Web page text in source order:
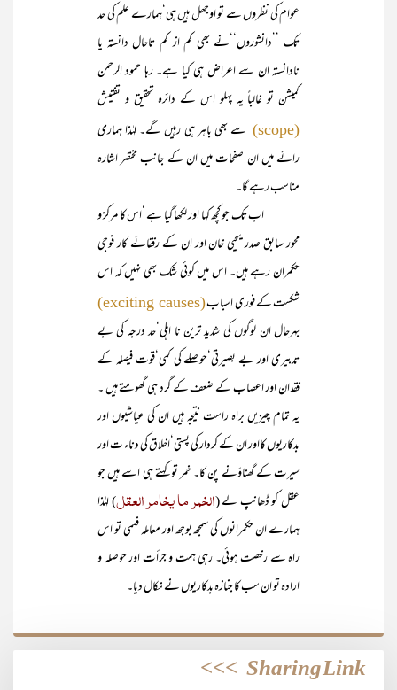
عوام کی نظروں سے تو اوجھل ہیں ہی‘ہمارے علم کی حد
تک ’’دانشوروں‘‘نے بھی کم از کم تاحال دانستہ یا
نادانستہ ان سے اعراض ہی کیا ہے۔ رہا حمود الرحمن
کمیشن تو غالباً یہ پہلو اس کے دائرہ تحقیق و تفتیش
(scope)
سے بھی باہر ہی رہیں گے۔ لہٰذا ہماری
رائے میں ان صفحات میں ان کے جانب مختصر اشارہ
مناسب رہے گا۔
اب تک جو کچھ کہا اور لکھا گیا ہے ‘اس کا مرکز و
محور سابق صدر یحییٰ خان اور ان کے رفقائے کار فوجی
حکمران رہے ہیں۔ اس میں کوئی شک بھی نہیں کہ اس
شکست کے فوری اسباب(exciting causes)
بہرحال ان لوگوں کی شدید ترین نا اہلی‘حد درجہ کی بے
تدبیری اور بے بصیرتی‘حوصلے کی کمی‘قوت فیصلہ کے
فقدان اور اعصاب کے ضعف کے گرد ہی گھومتے ہیں ۔
یہ تمام چیزیں براہ راست نتیجہ ہیں ان کی عیاشیوں اور
بدکاریوں کااور ان کے کردار کی پستی‘اخلاق کی دناء ت اور
سیرت کے گھناؤنے پن کا۔ خمر تو کہتے ہی اسے ہیں جو
عقل کو ڈھانپ لے (الخمر ما یخامر العقل) لہٰذا
ہمارے ان حکمرانوں کی سمجھ بوجھ اور معاملہ فہمی تو اس
راہ سے رخصت ہوئی۔ رہی ہمت و جرأت اور حوصلہ و
ارادہ تو ان سب کا جنازہ بدکاریوں نے نکال دیا۔
Sharing Link
>>>